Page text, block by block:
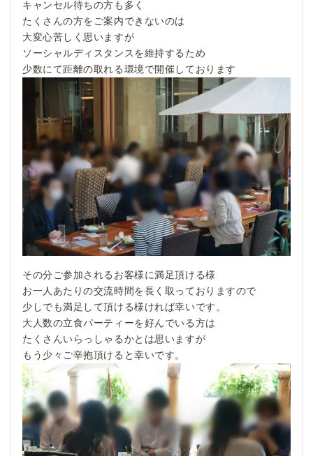
キャンセル待ちの方も多く
たくさんの方をご案内できないのは
大変心苦しく思いますが
ソーシャルディスタンスを維持するため
少数にて距離の取れる環境で開催しております
その分ご参加されるお客様に満足頂ける様
お一人あたりの交流時間を長く取っておりますので
少しでも満足して頂ける様ければ幸いです。
大人数の立食パーティーを好んでいる方は
たくさんいらっしゃるかとは思いますが
もう少々ご辛抱頂けると幸いです。